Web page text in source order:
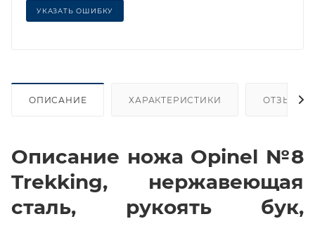
УКАЗАТЬ ОШИБКУ
ОПИСАНИЕ ХАРАКТЕРИСТИКИ ОТЗЫВЫ
Описание ножа Opinel №8
Trekking, нержавеющая
сталь, рукоять бук,